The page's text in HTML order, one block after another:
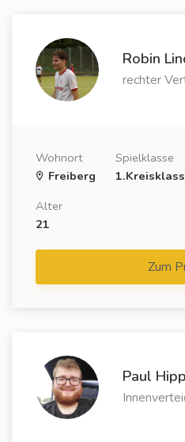
Robin
rechter
Wohnort
Freiberg
Spielklasse
Alter
21
Zum
Paul